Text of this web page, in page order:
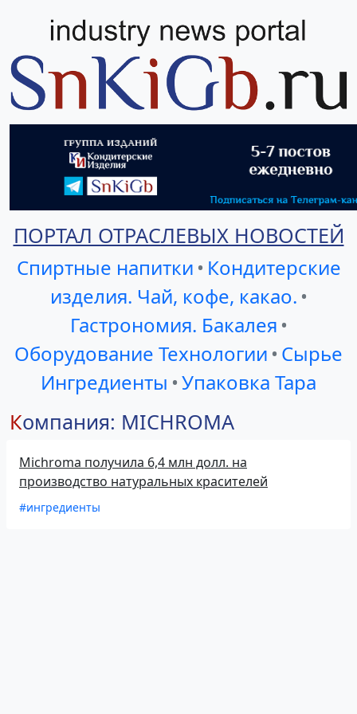
ПОРТАЛ ОТРАСЛЕВЫХ НОВОСТЕЙ
Спиртные напитки • Кондитерские
изделия. Чай, кофе, какао. •
Гастрономия. Бакалея •
Оборудование Технологии • Сырье
Ингредиенты •Упаковка Тара
Компания: MICHROMA
Michroma получила 6,4 млн долл. на
производство натуральных красителей
#ингредиенты